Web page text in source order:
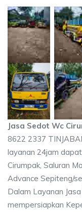
Jasa Sedot Wc
8622 2337
layanan 24jam
Cirumpak, Saluran
Advance Sepiteng/
Dalam Layanan
mempersiapkan